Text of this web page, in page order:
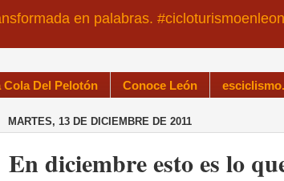
en palabras.
Cola Del Pelotón Conoce León
MARTES, 13 DE DICIEMBRE DE 2011
En diciembre esto es lo